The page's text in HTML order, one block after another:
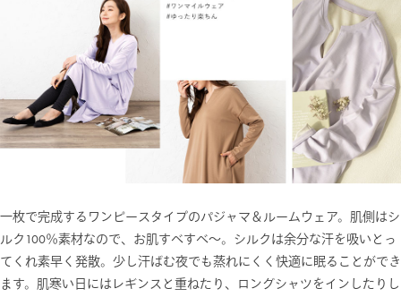
一枚で完成するワンピースタイプのパジャマ＆ルームウェア。肌側はシ
ルク100％素材なので、お肌すべすべ～。シルクは余分な汗を吸いとっ
てくれ素早く発散。少し汗ばむ夜でも蒸れにくく快適に眠ることができ
ます。肌寒い日にはレギンスと重ねたり、ロングシャツをインしたりし